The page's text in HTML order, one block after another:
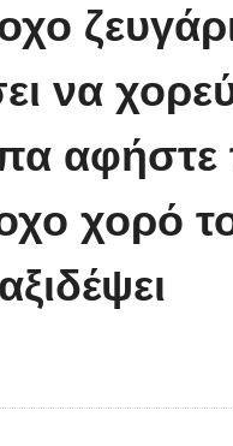
να
αφήστε
χορό